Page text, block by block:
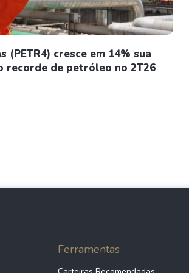
(PETR4) cresce em 14% sua
recorde de petróleo no 2T26
Ferramentas